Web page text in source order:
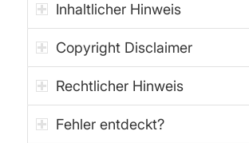
Inhaltlicher Hinweis
Copyright Disclaimer
Rechtlicher Hinweis
Fehler entdeckt?